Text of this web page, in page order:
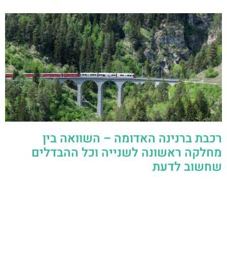
רכבת ברנינה האדומה – השוואה בין
מחלקה ראשונה לשנייה וכל ההבדלים
שחשוב לדעת